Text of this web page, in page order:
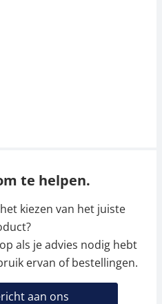
te helpen.
kiezen van het juiste
als je advies nodig hebt
ervan of bestellingen.
aan ons